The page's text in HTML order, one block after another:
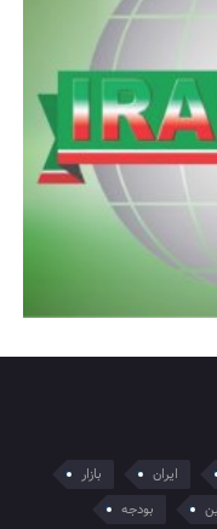
ایران
بازار
بودجه